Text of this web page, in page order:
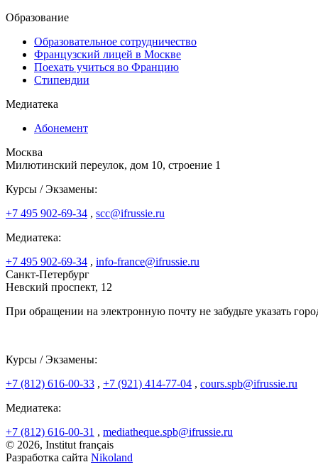
Образование
Образовательное сотрудничество
Французский лицей в Москве
Поехать учиться во Францию
Стипендии
Медиатека
Абонемент
Москва
Милютинский переулок, дом 10, строение 1
Курсы / Экзамены:
+7 495 902-69-34 , scc@ifrussie.ru
Медиатека:
+7 495 902-69-34 , info-france@ifrussie.ru
Санкт-Петербург
Невский проспект, 12
При обращении на электронную почту не забудьте указать
Курсы / Экзамены:
+7 (812) 616-00-33 , +7 (921) 414-77-04 , cours.spb@ifrussie.ru
Медиатека:
+7 (812) 616-00-31 , mediatheque.spb@ifrussie.ru
© 2026, Institut français
Разработка сайта Nikoland